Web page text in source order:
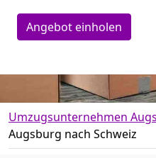
Angebot einholen
Umzugsunternehmen
Augsburg nach Schweiz